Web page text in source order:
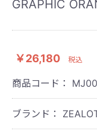
GRAPHIC
￥26,180 税込
商品コード：
ブランド：